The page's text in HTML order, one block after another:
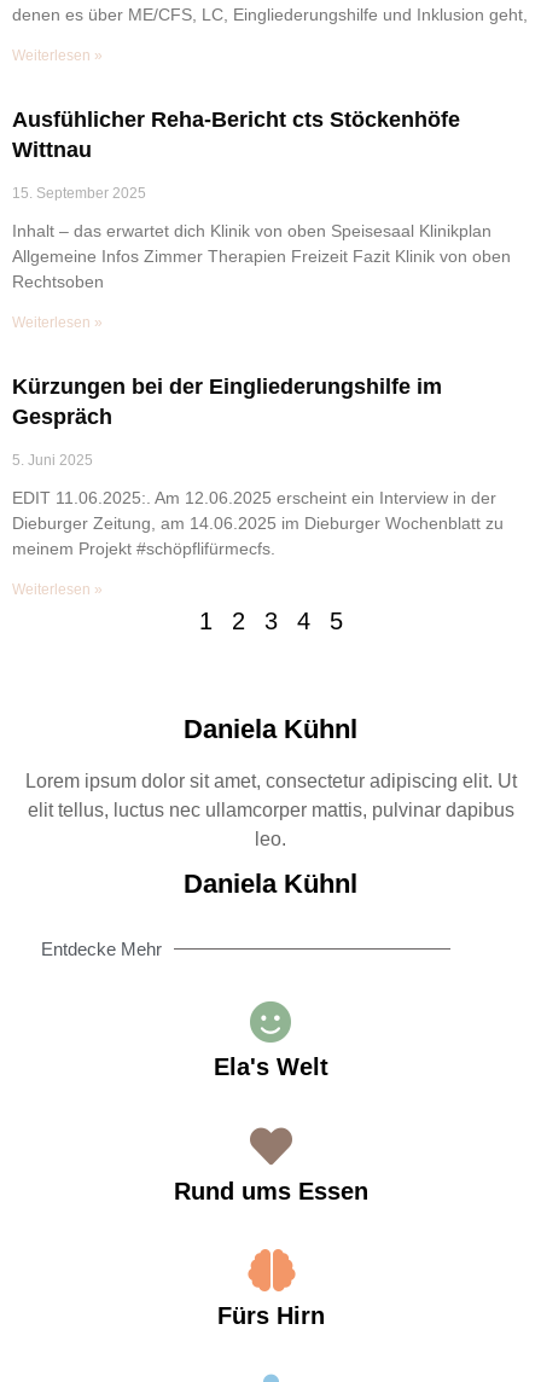
denen es über ME/CFS, LC, Eingliederungshilfe und Inklusion geht,
Weiterlesen »
Ausfühlicher Reha-Bericht cts Stöckenhöfe
Wittnau
15. September 2025
Inhalt – das erwartet dich Klinik von oben Speisesaal Klinikplan
Allgemeine Infos Zimmer Therapien Freizeit Fazit Klinik von oben
Rechtsoben
Weiterlesen »
Kürzungen bei der Eingliederungshilfe im
Gespräch
5. Juni 2025
EDIT 11.06.2025:. Am 12.06.2025 erscheint ein Interview in der
Dieburger Zeitung, am 14.06.2025 im Dieburger Wochenblatt zu
meinem Projekt #schöpflifürmecfs.
Weiterlesen »
1 2 3 4 5
Daniela Kühnl
Lorem ipsum dolor sit amet, consectetur adipiscing elit. Ut
elit tellus, luctus nec ullamcorper mattis, pulvinar dapibus
leo.
Daniela Kühnl
Entdecke Mehr
Ela's Welt
Rund ums Essen
Fürs Hirn